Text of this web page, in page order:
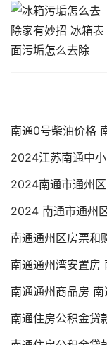
南通0号柴油价格
2024江苏南通中
2024南通市通州
2024 南通市通州
南通通州区房票和
南通通州湾安置房
南通通州商品房
南通住房公积金贷